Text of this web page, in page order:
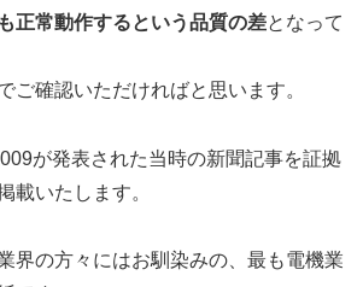
正常動作するという品質の差となって
ご確認いただければと思います。
が発表された当時の新聞記事を証拠
載いたします。
界の方々にはお馴染みの、最も電機業